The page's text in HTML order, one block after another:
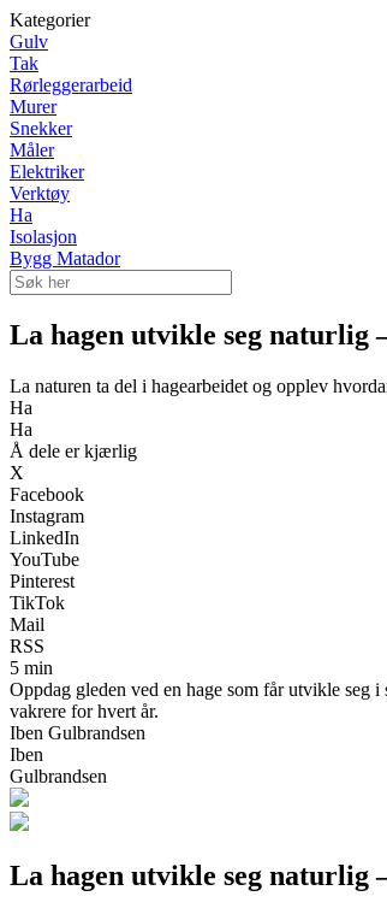
Kategorier
Gulv
Tak
Rørleggerarbeid
Murer
Snekker
Måler
Elektriker
Verktøy
Ha
Isolasjon
Bygg Matador
La hagen utvikle seg naturlig
La naturen ta del i hagearbeidet og opplev
Ha
Ha
Å dele er kjærlig
X
Facebook
Instagram
LinkedIn
YouTube
Pinterest
TikTok
Mail
RSS
5 min
Oppdag gleden ved en hage som får utvikle seg
vakrere for hvert år.
Iben Gulbrandsen
Iben
Gulbrandsen
La hagen utvikle seg naturlig